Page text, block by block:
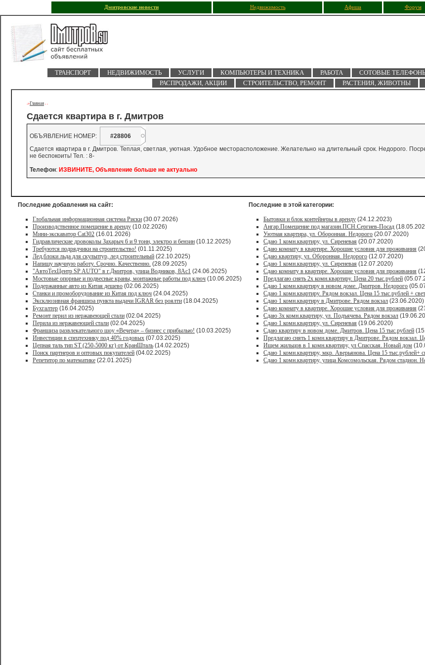
Дмитровские новости Недвижимость Афиша Форум
ТРАНСПОРТ НЕДВИЖИМОСТЬ УСЛУГИ КОМПЬЮТЕРЫ И ТЕХНИКА РАБОТА СОТОВЫЕ
РАСПРОДАЖИ, АКЦИИ
СТРОИТЕЛЬСТВО, РЕМОНТ РАСТЕНИЯ, ЖИВОТНЫ
->Главная - -
Сдается квартира в г. Дмитров
ОБЪЯВЛЕНИЕ НОМЕР:
#28806
Сдается квартира в г. Дмитров. Теплая, светлая, уютная. Удобное месторасположение. Желательно на длительный срок. Недорого.
не беспокоить! Тел. : 8-
Телефон: ИЗВИНИТЕ, Объявление больше не актуально
Последние добавления на сайт:
Глобальная информационная система Риски (30.07.2026)
Производственное помещение в аренду (10.02.2026)
Мини-экскаватор Cat302 (16.01.2026)
Гидравлические дровоколы Захарыч 6 и 9 тонн, электро и бензин (10.12.2025)
Требуются подрядчики на строительство! (01.11.2025)
Лед,блоки льда для скульптур, лед строительный (22.10.2025)
Напишу научную работу. Срочно. Качественно. (28.09.2025)
"АвтоТехЦентр SP AUTO" в г.Дмитров, улица Водников, 8Ас1 (24.06.2025)
Мостовые опорные и подвесные краны, монтажные работы под ключ (10.06.2025)
Подержанные авто из Китая дешево (02.06.2025)
Станки и промоборудование из Китая под ключ (24.04.2025)
Эксклюзивная франшиза пункта выдачи IGRAR без роялти (18.04.2025)
Бухгалтер (16.04.2025)
Ремонт перил из нержавеющей стали (02.04.2025)
Перила из нержавеющей стали (02.04.2025)
Франшиза развлекательного шоу «Вечера» – бизнес с прибылью! (10.03.2025)
Инвестиции в спецтехнику под 40% годовых (07.03.2025)
Цепная таль тип ST (250-5000 кг) от КранШталь (14.02.2025)
Поиск партнеров и оптовых покупателей (04.02.2025)
Репетитор по математике (22.01.2025)
Последние в этой категории:
Бытовки и блок контейнеры в аренду (24.12.2023)
Ангар.Помещение под магазин.ПСН.Сергиев-Посад
Уютная квартира, ул. Оборонная. Недорого (20.07.2020)
Сдаю 1 комн.квартиру, ул. Сиреневая (20.07.2020)
Сдаю комнату в квартире. Хорошие условия для проживания
Сдаю квартиру, ул. Оборонная. Недорого (12.07.2020)
Сдаю 1 комн.квартиру, ул. Сиреневая (12.07.2020)
Сдаю комнату в квартире. Хорошие условия для проживания
Предлагаю снять 2х комн.квартиру. Цена 20 тыс.рублей
Сдаю 1 комн.квартиру в новом доме. Дмитров. Недорого
Сдаю 1 комн.квартиру. Рядом вокзал. Цена 15 тыс.рублей + свет
Сдаю 1 комн.квартиру в Дмитрове. Рядом вокзал (23.06.2020)
Сдаю комнату в квартире. Хорошие условия для проживания
Сдаю 3х комн.квартиру, ул. Подъячева. Рядом вокзал
Сдаю 1 комн.квартиру, ул. Сиреневая (19.06.2020)
Сдаю квартиру в новом доме. Дмитров. Цена 15 тыс.рублей
Предлагаю снять 1 комн.квартиру в Дмитрове. Рядом вокзал.
Ищем жильцов в 1 комн.квартиру, ул Спасская. Новый дом
Сдаю 1 комн.квартиру, мкр. Аверьянова. Цена 15 тыс.рублей+
Сдаю 1 комн.квартиру, улица Комсомольская. Рядом стадион.